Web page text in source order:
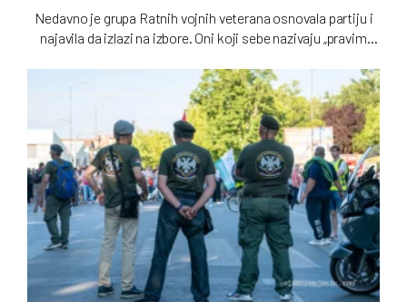
Nedavno je grupa Ratnih vojnih veterana osnovala partiju i
najavila da izlazi na izbore. Oni koji sebe nazivaju „pravim